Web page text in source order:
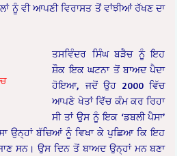
ਨੂੰ ਵੀ ਆਪਣੀ ਵਿਰਾਸਤ ਤੋਂ ਵਾਂਝੀਆਂ ਰੱਖਣ ਦਾ
ਤਸਵਿੰਦਰ ਸਿੰਘ ਬੜੈਚ ਨੂੰ ਇਹ
ਸ਼ੌਕ ਇਕ ਘਟਨਾ ਤੋਂ ਬਾਅਦ ਪੈਦਾ
ਹੋਇਆ, ਜਦੋਂ ਉਹ 2000 ਵਿੱਚ
ਆਪਣੇ ਖੇਤਾਂ ਵਿੱਚ ਕੰਮ ਕਰ ਰਿਹਾ
ਸੀ ਤਾਂ ਉਸ ਨੂੰ ਇਕ ‘ਡਬਲੀ ਪੈਸਾ’
ਉਨ੍ਹਾਂ ਬੱਚਿਆਂ ਨੂੰ ਵਿਖਾ ਕੇ ਪੁਛਿਆ ਕਿ ਇਹ
ਸਨ। ਉਸ ਦਿਨ ਤੋਂ ਬਾਅਦ ਉਨ੍ਹਾਂ ਮਨ ਬਣਾ